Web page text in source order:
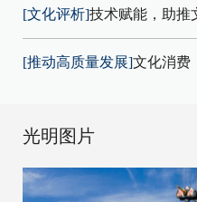
[文化评析]技术赋能，助推
[推动高质量发展]文化消费
光明图片